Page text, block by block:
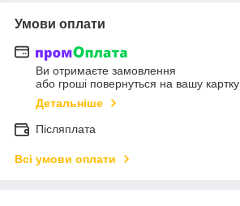
Умови оплати
Ви отримаєте замовлення
або гроші повернуться на вашу картку
Детальніше
Післяплата
Всі умови оплати